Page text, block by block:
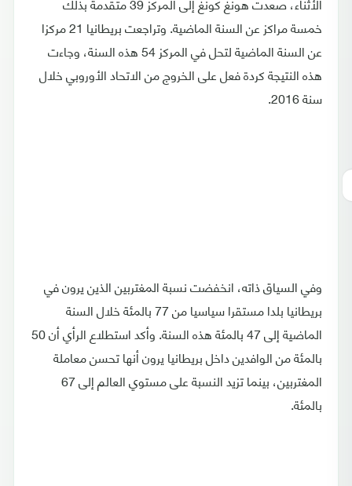
خمسة مراكز عن السنة الماضية. وتراجعت بريطانيا 21 مركزا
عن السنة الماضية لتحل في المركز 54 هذه السنة، وجاءت
هذه النتيجة كردة فعل على الخروج من الاتحاد الأوروبي خلال
سنة 2016.
وفي السياق ذاته، انخفضت نسبة المغتربين الذين يرون في
بريطانيا بلدا مستقرا سياسيا من 77 بالمئة خلال السنة
الماضية إلى 47 بالمئة هذه السنة. وأكد استطلاع الرأي أن 50
بالمئة من الوافدين داخل بريطانيا يرون أنها تحسن معاملة
المغتربين، بينما تزيد النسبة على مستوي العالم إلى 67
بالمئة.